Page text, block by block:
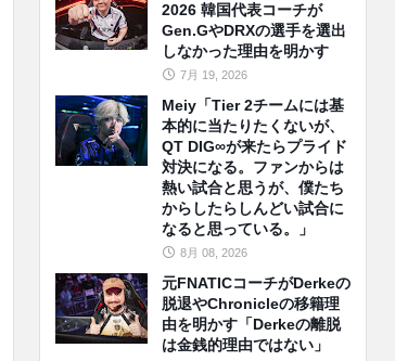
2026 韓国代表コーチが
Gen.GやDRXの選手を選出
しなかった理由を明かす
7月 19, 2026
Meiy「Tier 2チームには基
本的に当たりたくないが、
QT DIG∞が来たらプライド
対決になる。ファンからは
熱い試合と思うが、僕たち
からしたらしんどい試合に
なると思っている。」
8月 08, 2026
元FNATICコーチがDerkeの
脱退やChronicleの移籍理
由を明かす「Derkeの離脱
は金銭的理由ではない」